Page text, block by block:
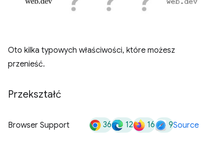
Oto kilka typowych właściwości, które możesz
przenieść.
Przekształć
Browser Support 36 12 16 9Source